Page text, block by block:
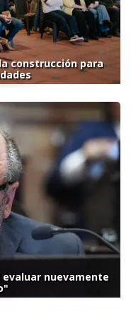
construcción para
nuevamente